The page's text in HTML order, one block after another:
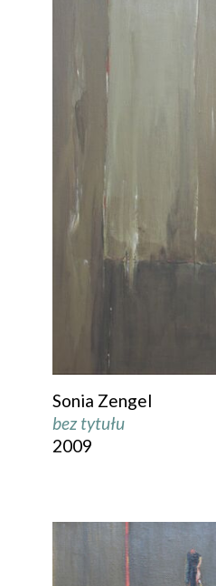
Sonia Zengel
bez tytułu
2009